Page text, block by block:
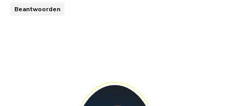
Beantwoorden